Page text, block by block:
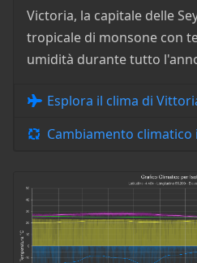
Victoria, la capitale delle
tropicale di monsone con
umidità durante tutto
Esplora il clima di
Cambiamento climatico